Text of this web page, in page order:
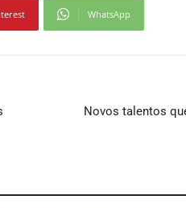
WhatsApp
Novos talentos